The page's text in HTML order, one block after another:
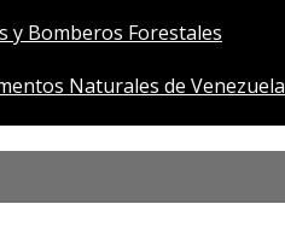
y Bomberos Forestales
Naturales de Venezuela